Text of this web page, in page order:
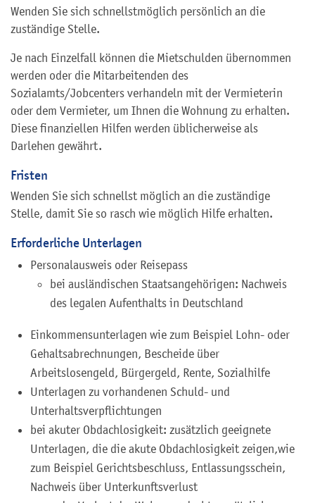
Wenden Sie sich schnellstmöglich persönlich an die
zuständige Stelle.
Je nach Einzelfall können die Mietschulden übernommen
werden oder die Mitarbeitenden des
Sozialamts/Jobcenters verhandeln mit der Vermieterin
oder dem Vermieter, um Ihnen die Wohnung zu erhalten.
Diese finanziellen Hilfen werden üblicherweise als
Darlehen gewährt.
Fristen
Wenden Sie sich schnellst möglich an die zuständige
Stelle, damit Sie so rasch wie möglich Hilfe erhalten.
Erforderliche Unterlagen
Personalausweis oder Reisepass
bei ausländischen Staatsangehörigen: Nachweis
des legalen Aufenthalts in Deutschland
Einkommensunterlagen wie zum Beispiel Lohn- oder
Gehaltsabrechnungen, Bescheide über
Arbeitslosengeld, Bürgergeld, Rente, Sozialhilfe
Unterlagen zu vorhandenen Schuld- und
Unterhaltsverpflichtungen
bei akuter Obdachlosigkeit: zusätzlich geeignete
Unterlagen, die die akute Obdachlosigkeit zeigen,wie
zum Beispiel Gerichtsbeschluss, Entlassungsschein,
Nachweis über Unterkunftsverlust